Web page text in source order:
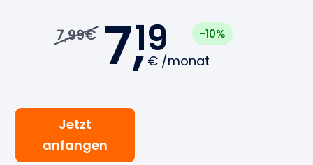
7,99€ 7,19
€ /monat
-10%
Jetzt
anfangen